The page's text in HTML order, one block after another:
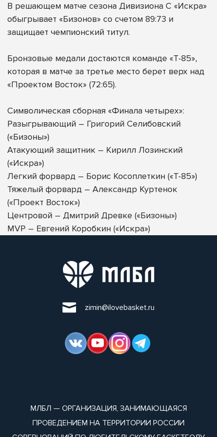
В решающем матче сезона Дивизиона С «Искра»
обыгрывает «Бизонов» со счетом 89:73 и
защищает чемпионский титул.
Бронзовые медали достаются команде «Т-85»,
которая в матче за третье место берет верх над
«Проектом Восток» (72:65).
Символическая сборная «Финала четырех»:
Разыгрывающий – Григорий Селибовский
(«Бизоны»)
Атакующий защитник – Кирилл Лозинский
(«Искра»)
Легкий форвард – Борис Косоплеткин («Т-85»)
Тяжелый форвард – Александр Куртенок
(«Проект Восток»)
Центровой – Дмитрий Древке («Бизоны»)
MVP – Евгений Коробкин («Искра»)
zimin@ilovebasket.ru
МЛБЛ — ОРГАНИЗАЦИЯ, ЗАНИМАЮЩАЯСЯ
ПРОВЕДЕНИЕМ НА ТЕРРИТОРИИ РОССИИ